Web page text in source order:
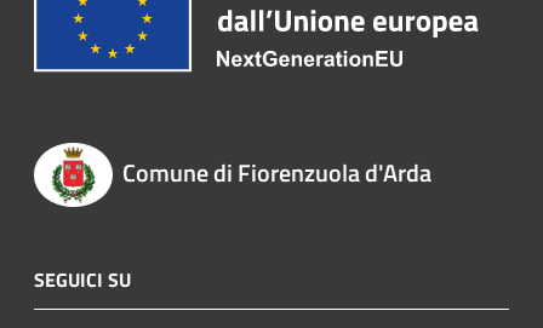
Comune di Fiorenzuola d'Arda
SEGUICI SU